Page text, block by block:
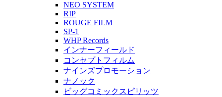
NEO SYSTEM
RIP
ROUGE FILM
SP-1
WHP Records
インナーフィールド
コンセプトフィルム
ナインズプロモーション
ナノック
ビッグコミックスピリッツ